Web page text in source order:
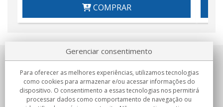
COMPRAR
Sobre nosotros
Compromissos
Gerenciar consentimento
Para oferecer as melhores experiências, utilizamos tecnologias
como cookies para armazenar e/ou acessar informações do
dispositivo. O consentimento a essas tecnologias nos permitirá
processar dados como comportamento de navegação ou